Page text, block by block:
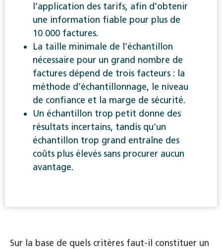
l’application des tarifs, afin d’obtenir
une information fiable pour plus de
10 000 factures.
La taille minimale de l’échantillon
nécessaire pour un grand nombre de
factures dépend de trois facteurs : la
méthode d’échantillonnage, le niveau
de confiance et la marge de sécurité.
Un échantillon trop petit donne des
résultats incertains, tandis qu’un
échantillon trop grand entraîne des
coûts plus élevés sans procurer aucun
avantage.
Sur la base de quels critères faut-il constituer un